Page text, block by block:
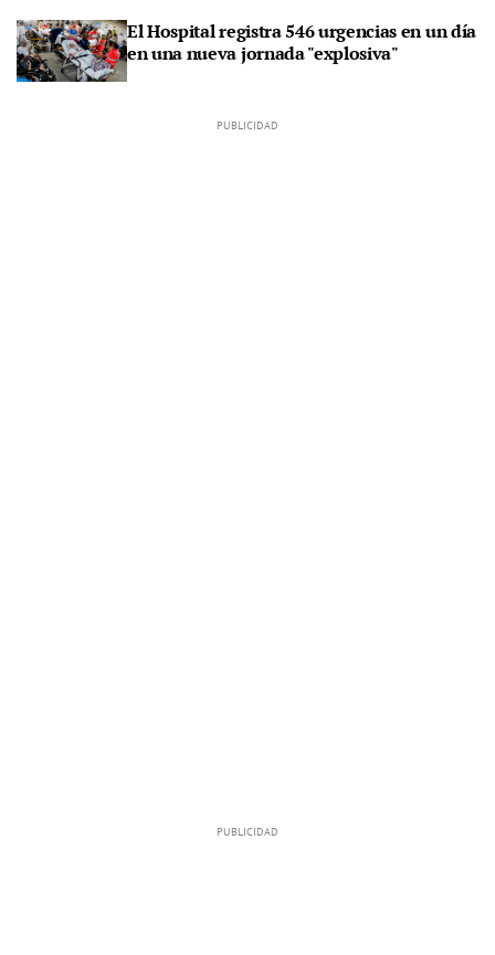
El Hospital registra 546 urgencias en un día
en una nueva jornada "explosiva"